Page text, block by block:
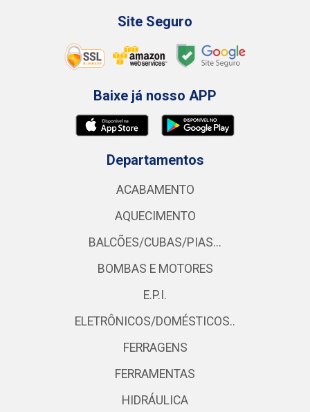
Site Seguro
Baixe já nosso APP
Departamentos
ACABAMENTO
AQUECIMENTO
BALCÕES/CUBAS/PIAS...
BOMBAS E MOTORES
E.P.I.
ELETRÔNICOS/DOMÉSTICOS..
FERRAGENS
FERRAMENTAS
HIDRÁULICA